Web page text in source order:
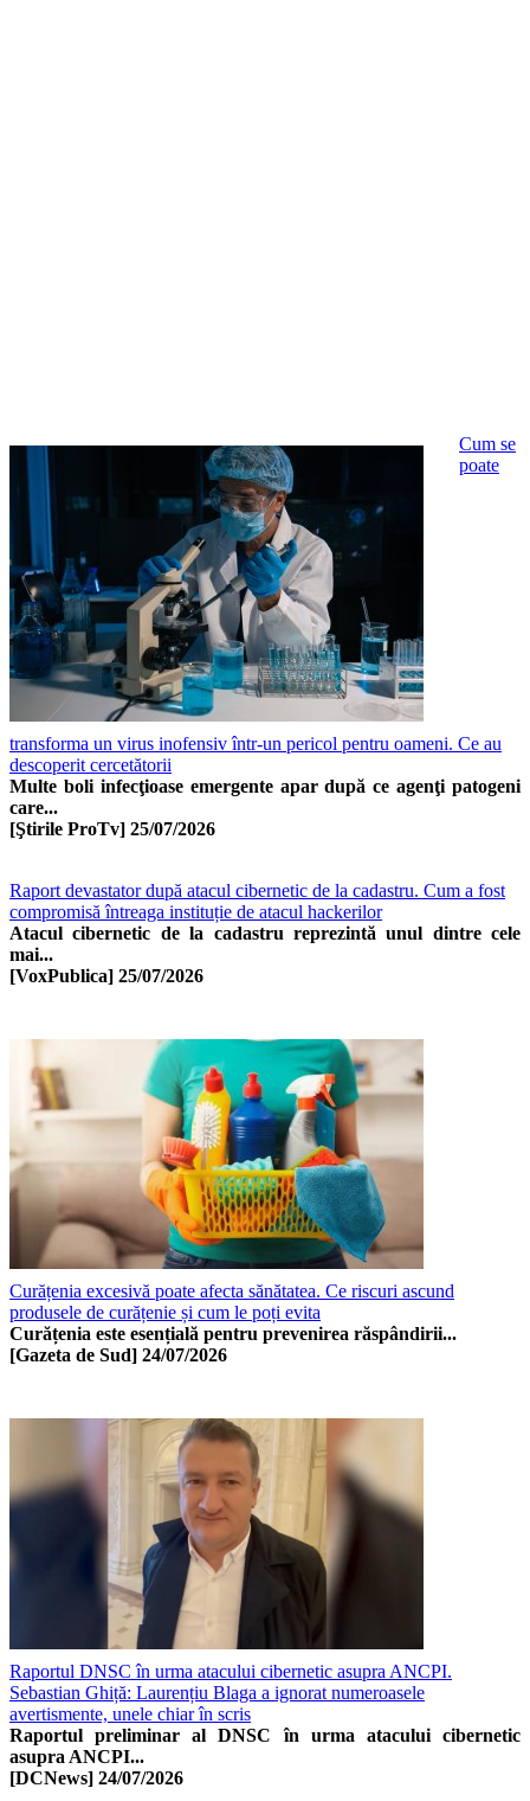
Cum se
poate
transforma un virus inofensiv într-un pericol pentru oameni. Ce au
descoperit cercetătorii
Multe boli infecţioase emergente apar după ce agenţi patogeni
care...
[Ştirile ProTv] 25/07/2026
Raport devastator după atacul cibernetic de la cadastru. Cum a fost
compromisă întreaga instituție de atacul hackerilor
Atacul cibernetic de la cadastru reprezintă unul dintre cele
mai...
[VoxPublica] 25/07/2026
Curățenia excesivă poate afecta sănătatea. Ce riscuri ascund
produsele de curățenie și cum le poți evita
Curățenia este esențială pentru prevenirea răspândirii...
[Gazeta de Sud] 24/07/2026
Raportul DNSC în urma atacului cibernetic asupra ANCPI.
Sebastian Ghiță: Laurențiu Blaga a ignorat numeroasele
avertismente, unele chiar în scris
Raportul preliminar al DNSC în urma atacului cibernetic
asupra ANCPI...
[DCNews] 24/07/2026